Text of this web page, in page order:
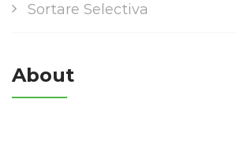
Sortare Selectiva
About